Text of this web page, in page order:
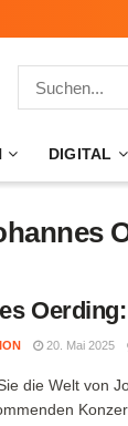
DIGITAL
20. Mai 2025
die Welt von